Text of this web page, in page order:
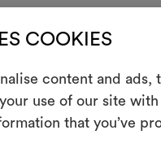
COOKIES
content and
use of our site
that you’ve
Waschen